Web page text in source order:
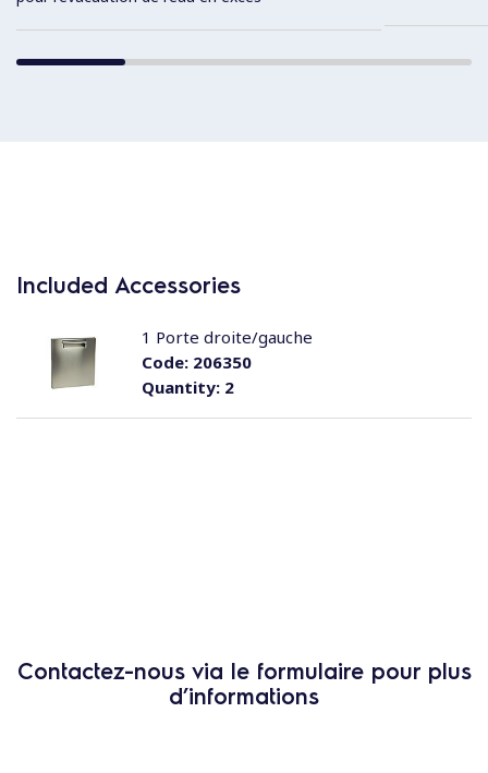
Included Accessories
Quantity:2
Code:206350
1 Porte droite/gauche
Contactez-nous via le formulaire pour plus
d’informations